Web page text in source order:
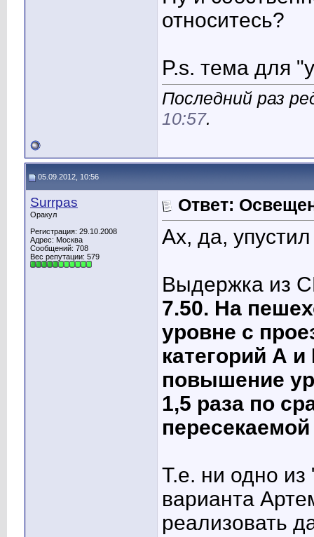
относитесь?
P.s. тема для
Последний раз
10:57.
05.09.2012, 10:56
Surrpas
Оракул
Регистрация: 29.10.2008
Адрес: Москва
Сообщений: 708
Вес репутации: 579
Ответ:
Ах, да,
Выдержка из
7.50. На
уровне с
категорий А
повышение
1,5 раза по
Т.е. ни одно
варианта
реализовать